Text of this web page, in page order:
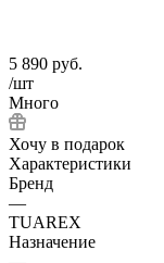
5 890 руб.
/шт
Много
Хочу в подарок
Характеристики
Бренд
—
TUAREX
Назначение